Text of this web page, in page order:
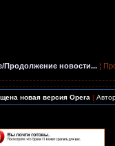
Продолжение новости... ¦
новая версия Opera ¦